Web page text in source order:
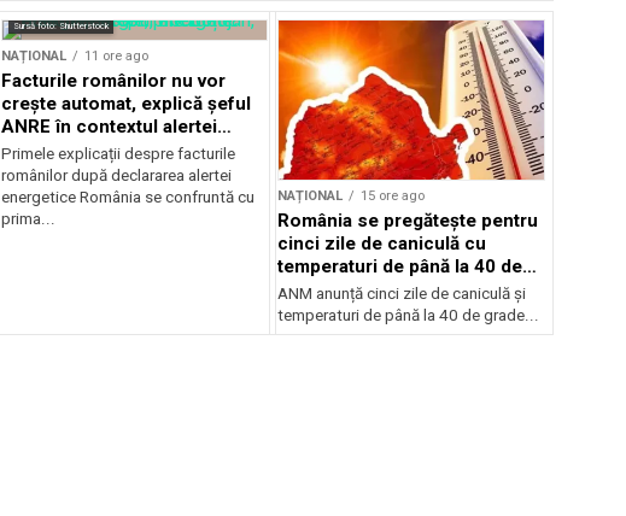
Sursă foto: Shutterstock
NAȚIONAL 11 ore ago
Facturile românilor nu vor
crește automat, explică șeful
ANRE în contextul alertei
energetice
Primele explicații despre facturile
românilor după declararea alertei
energetice România se confruntă cu
prima...
NAȚIONAL 15 ore ago
România se pregătește pentru
cinci zile de caniculă cu
temperaturi de până la 40 de
grade
ANM anunță cinci zile de caniculă și
temperaturi de până la 40 de grade...